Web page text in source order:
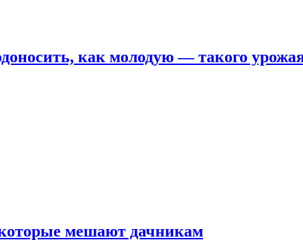
как молодую — такого
мешают дачникам